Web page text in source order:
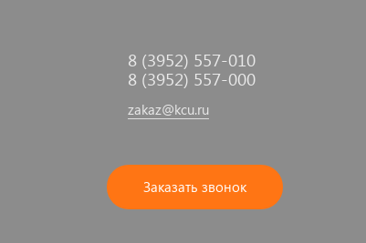
8 (3952) 557-010
8 (3952) 557-000
zakaz@kcu.ru
Заказать звонок